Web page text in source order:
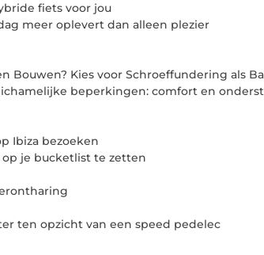
fiets voor jou
meer oplevert dan alleen plezier
Bouwen? Kies voor Schroeffundering als
beperkingen: comfort en
Ibiza bezoeken
je bucketlist te zetten
ten opzicht van een speed pedelec